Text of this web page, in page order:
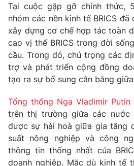
Chất lượng cuộc sống
Học trực tuyến
Công nghệ
Hitech Công nghệ tương lai
Sản phẩm
Thị trường
Giao lưu trực tuyến
Lịch phát sóng
Chuyên mục khác
Emagazine
Photo
Tại cuộc gặp gỡ chính thức,
nhóm các nền kinh tế BRICS
xây dựng cơ chế hợp tác toàn
cao vị thế BRICS trong đời
cầu. Trong đó, chú trọng các
trợ và phát triển cộng đồng
tạo ra sự bổ sung cân bằng
Tổng thống Nga Vladimir Putin
trên thị trường giữa các nước
được sự hài hoà giữa gia tăng
suất nông nghiệp và công
thông tin thống nhất của
doanh nghiệp. Mặc dù kinh tế